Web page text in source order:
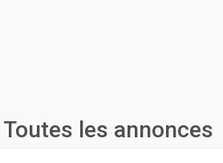
Toutes les annonces